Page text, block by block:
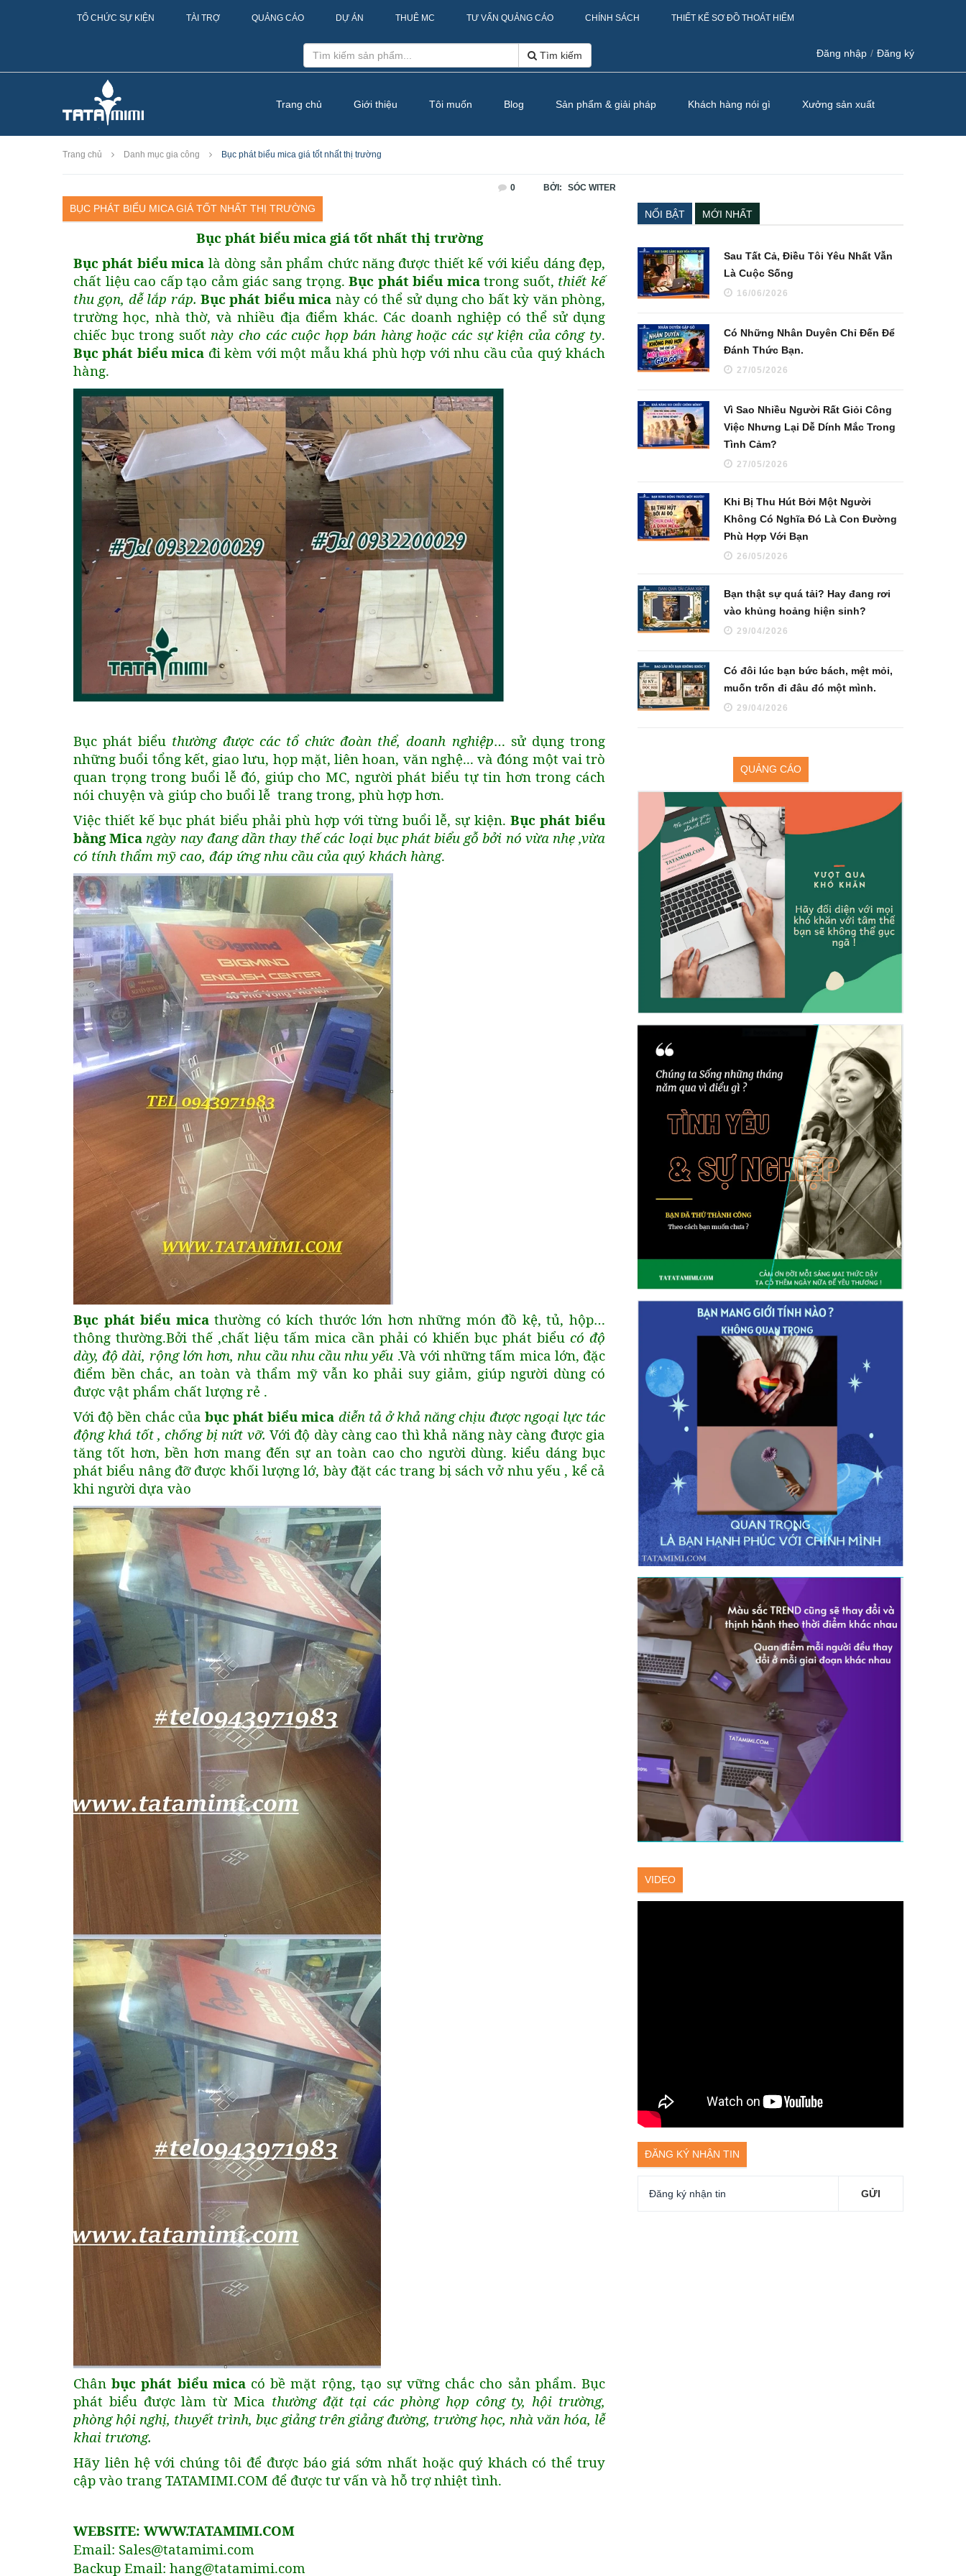
TỔ CHỨC SỰ KIỆN TÀI TRỢ QUẢNG CÁO DỰ ÁN THUÊ MC TƯ VẤN QUẢNG CÁO CHÍNH SÁCH THIẾT KẾ SƠ ĐỒ THOÁT HIỂM
Tìm kiếm Đăng nhập / Đăng ký
Trang chủ Giới thiệu Tôi muốn Blog Sản phẩm & giải pháp Khách hàng nói gì Xưởng sản xuất
Trang chủ Danh mục gia công Bục phát biểu mica giá tốt nhất thị trường
BỤC PHÁT BIỂU MICA GIÁ TỐT NHẤT THỊ TRƯỜNG
0 BỞI: SÓC WITER
Bục phát biểu mica giá tốt nhất thị trường
Bục phát biểu mica là dòng sản phẩm chức năng được thiết kế với kiểu dáng đẹp,
chất liệu cao cấp tạo cảm giác sang trọng.Bục phát biểu micatrong suốt, thiết kế
thu gọn, dễ lắp ráp. Bục phát biểu mica này có thể sử dụng cho bất kỳ văn phòng,
trường học, nhà thờ, và nhiều địa điểm khác. Các doanh nghiệp có thể sử dụng
chiếc bục trong suốt này cho các cuộc họp bán hàng hoặc các sự kiện của công ty.
Bục phát biểu mica đi kèm với một mẫu khá phù hợp với nhu cầu của quý khách
hàng.
Bục phát biểu thường được các tổ chức đoàn thể, doanh nghiệp… sử dụng trong
những buổi tổng kết, giao lưu, họp mặt, liên hoan, văn nghệ... và đóng một vai trò
quan trọng trong buổi lễ đó, giúp cho MC, người phát biểu tự tin hơn trong cách
nói chuyện và giúp cho buổi lễ trang trong, phù hợp hơn.
Việc thiết kế bục phát biểu phải phù hợp với từng buổi lễ, sự kiện. Bục phát biểu
bằng Mica ngày nay đang dần thay thế các loại bục phát biểu gỗ bởi nó vừa nhẹ ,vừa
có tính thẩm mỹ cao, đáp ứng nhu cầu của quý khách hàng.
Bục phát biểu micathường có kích thước lớn hơn những món đồ kệ, tủ, hộp…
thông thường.Bởi thế ,chất liệu tấm mica cần phải có khiến bục phát biểu có độ
dày, độ dài, rộng lớn hơn, nhu cầu nhu cầu nhu yếu .Và với những tấm mica lớn, đặc
điểm bền chắc, an toàn và thẩm mỹ vẫn ko phải suy giảm, giúp người dùng có
được vật phẩm chất lượng rẻ .
Với độ bền chắc của bục phát biểu mica diễn tả ở khả năng chịu được ngoại lực tác
động khá tốt , chống bị nứt vỡ. Với độ dày càng cao thì khả năng này càng được gia
tăng tốt hơn, bền hơn mang đến sự an toàn cao cho người dùng. kiểu dáng bục
phát biểu nâng đỡ được khối lượng lớ, bày đặt các trang bị sách vở nhu yếu , kể cả
khi người dựa vào
Chânbục phát biểu micacó bề mặt rộng, tạo sự vững chắc cho sản phẩm. Bục
phát biểu được làm từ Mica thường đặt tại các phòng họp công ty, hội trường,
phòng hội nghị, thuyết trình, bục giảng trên giảng đường, trường học, nhà văn hóa, lễ
khai trương.
Hãy liên hệ với chúng tôi để được báo giá sớm nhất hoặc quý khách có thể truy
cập vào trang TATAMIMI.COM để được tư vấn và hỗ trợ nhiệt tình.
WEBSITE: WWW.TATAMIMI.COM
Email: Sales@tatamimi.com
Backup Email: hang@tatamimi.com
NỔI BẬT
Sau Tất Cả, Điều Tôi Yêu Nhất Vẫn
Là Cuộc Sống
16/06/2026
Có Những Nhân Duyên Chỉ Đến Để
Đánh Thức Bạn.
27/05/2026
Vì Sao Nhiều Người Rất Giỏi Công
Việc Nhưng Lại Dễ Dính Mắc Trong
Tình Cảm?
27/05/2026
Khi Bị Thu Hút Bởi Một Người
Không Có Nghĩa Đó Là Con Đường
Phù Hợp Với Bạn
26/05/2026
Bạn thật sự quá tải? Hay đang rơi
vào khủng hoảng hiện sinh?
29/04/2026
Có đôi lúc bạn bức bách, mệt mỏi,
muốn trốn đi đâu đó một mình.
29/04/2026
MỚI NHẤT
QUẢNG CÁO
VIDEO
ĐĂNG KÝ NHẬN TIN